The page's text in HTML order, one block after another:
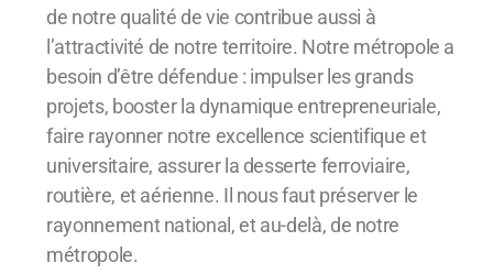
de notre qualité de vie contribue aussi à
l’attractivité de notre territoire. Notre métropole a
besoin d’être défendue : impulser les grands
projets, booster la dynamique entrepreneuriale,
faire rayonner notre excellence scientifique et
universitaire, assurer la desserte ferroviaire,
routière, et aérienne. Il nous faut préserver le
rayonnement national, et au-delà, de notre
métropole.